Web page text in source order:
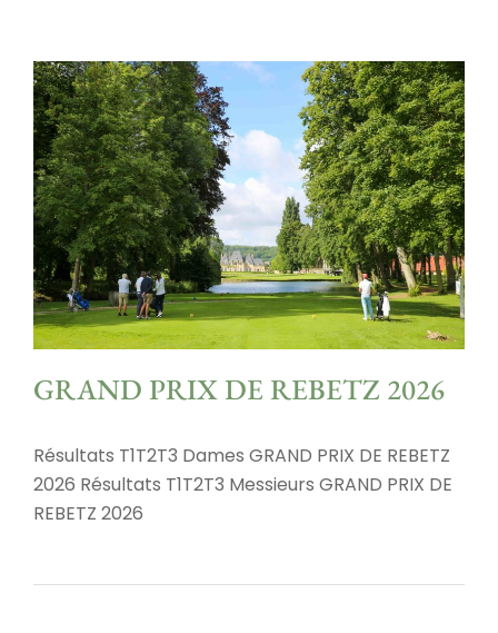
GRAND PRIX DE REBETZ 2026
Résultats T1T2T3 Dames GRAND PRIX DE REBETZ
2026 Résultats T1T2T3 Messieurs GRAND PRIX DE
REBETZ 2026